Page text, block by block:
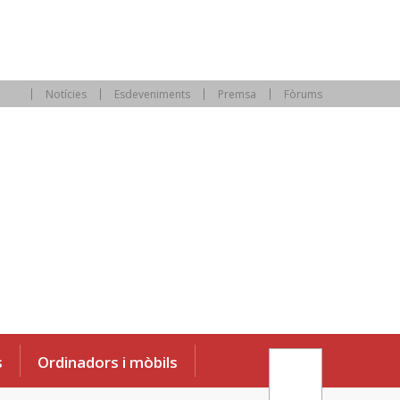
Notícies Esdeveniments Premsa Fòrums
Ordinadors i mòbils